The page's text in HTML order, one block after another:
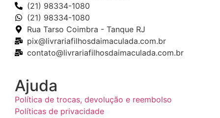
(21) 98334-1080
(21) 98334-1080
Rua Tarso Coimbra - Tanque RJ
pix@livrariafilhosdaimaculada.com.br
contato@livrariafilhosdaimaculada.com.br
Ajuda
Política de trocas, devolução e reembolso
Políticas de privacidade